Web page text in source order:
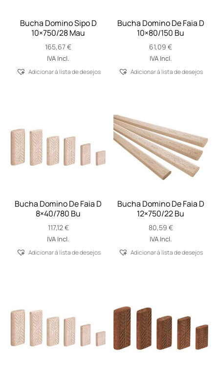
Bucha Domino Sipo D
10×750/28 Mau
165,67€
IVA Incl.
Adicionar á lista de desejos
Bucha Domino De Faia D
10×80/150 Bu
61,09€
IVA Incl.
Adicionar á lista de desejos
Bucha Domino De Faia D
8×40/780 Bu
117,12€
IVA Incl.
Adicionar á lista de desejos
Bucha Domino De Faia D
12×750/22 Bu
80,59 €
IVA Incl.
Adicionar á lista de desejos